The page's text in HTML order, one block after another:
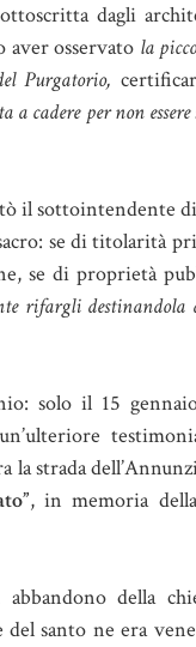
dagli
aver osservato la
Purgatorio,
a cadere per non
il sottointendente
se di titolarità
se di proprietà
rifargli destinandola
solo il 15
la strada
, in memoria
della
del santo ne era